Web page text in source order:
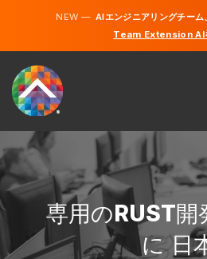
NEW —AIエンジニアリングチーム
Team Extension AI
私たちに関しては
どのように機能するのですか？
キャリア専用のRUST開
に 日